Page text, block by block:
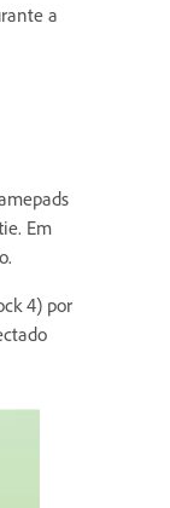
a
Em
4) por